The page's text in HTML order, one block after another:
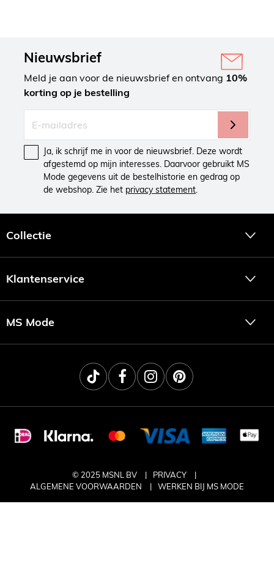
Nieuwsbrief
Meld je aan voor de nieuwsbrief en ontvang 10%
korting op je bestelling
Ja, ik schrijf me in voor de nieuwsbrief. Deze wordt
afgestemd op mijn interesses. Daarvoor gebruikt MS
Mode gegevens uit de bestelhistorie en gedrag op
de webshop. Zie het privacy statement.
Collectie
Klantenservice
MS Mode
© 2025 MSNL BV
PRIVACY
ALGEMENE VOORWAARDEN
WERKEN BIJ MS MODE